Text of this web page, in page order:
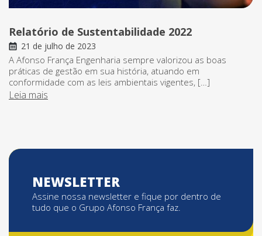
Relatório de Sustentabilidade 2022
21 de julho de 2023
A Afonso França Engenharia sempre valorizou as boas
práticas de gestão em sua história, atuando em
conformidade com as leis ambientais vigentes, […]
Leia mais
NEWSLETTER
Assine nossa newsletter e fique por dentro de
tudo que o Grupo Afonso França faz.